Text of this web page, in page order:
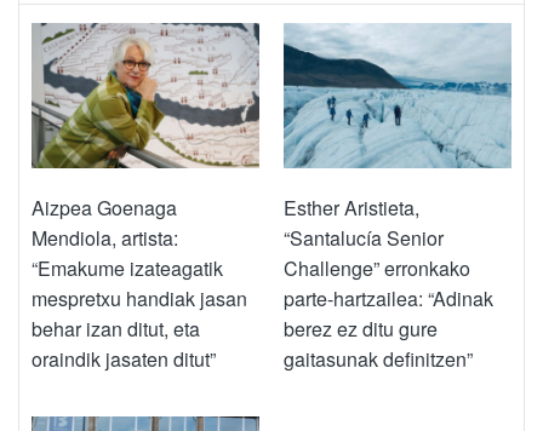
Aizpea Goenaga
Mendiola, artista:
“Emakume izateagatik
mespretxu handiak jasan
behar izan ditut, eta
oraindik jasaten ditut”
Esther Aristieta,
“Santalucía Senior
Challenge” erronkako
parte-hartzailea: “Adinak
berez ez ditu gure
gaitasunak definitzen”